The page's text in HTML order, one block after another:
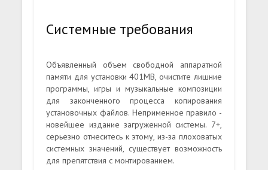
Системные требования
Объявленный объем свободной аппаратной
памяти для установки 401MB, очистите лишние
программы, игры и музыкальные композиции
для законченного процесса копирования
установочных файлов. Неприменное правило -
новейшее издание загруженной системы. 7+,
серьезно отнеситесь к этому, из-за плоховатых
системных значений, существует возможность
для препятствия с монтированием.